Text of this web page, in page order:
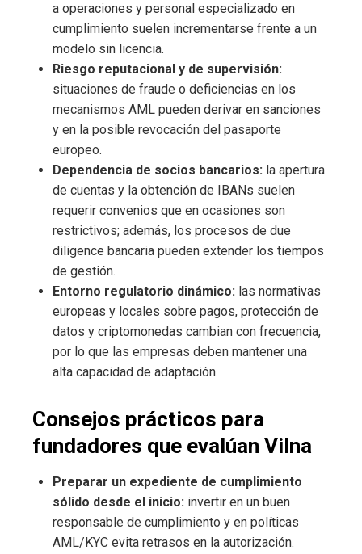
a operaciones y personal especializado en
cumplimiento suelen incrementarse frente a un
modelo sin licencia.
Riesgo reputacional y de supervisión:
situaciones de fraude o deficiencias en los
mecanismos AML pueden derivar en sanciones
y en la posible revocación del pasaporte
europeo.
Dependencia de socios bancarios: la apertura
de cuentas y la obtención de IBANs suelen
requerir convenios que en ocasiones son
restrictivos; además, los procesos de due
diligence bancaria pueden extender los tiempos
de gestión.
Entorno regulatorio dinámico: las normativas
europeas y locales sobre pagos, protección de
datos y criptomonedas cambian con frecuencia,
por lo que las empresas deben mantener una
alta capacidad de adaptación.
Consejos prácticos para
fundadores que evalúan Vilna
Preparar un expediente de cumplimiento
sólido desde el inicio: invertir en un buen
responsable de cumplimiento y en políticas
AML/KYC evita retrasos en la autorización.